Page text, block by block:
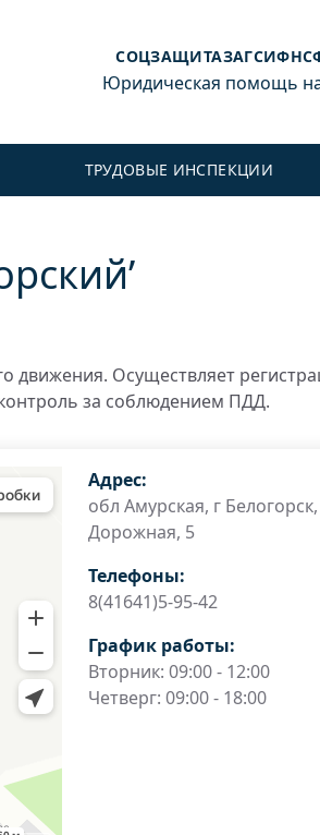
СОЦЗАЩИТАЗАГСИФНС
Юридическая помощь
ТРУДОВЫЕ ИНСПЕКЦИИ
движения. Осуществляет
за соблюдением ПДД.
Адрес:
обл Амурская, г
Дорожная, 5
Телефоны:
8(41641)5-95-42
График работы:
Вторник: 09:00 - 12:00
Четверг: 09:00 - 18:00